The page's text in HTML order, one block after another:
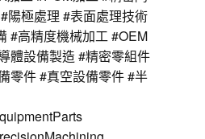
陽極處理 #表面處理技術
#高精度機械加工 #OEM
體設備製造 #精密零組件
零件 #真空設備零件 #半